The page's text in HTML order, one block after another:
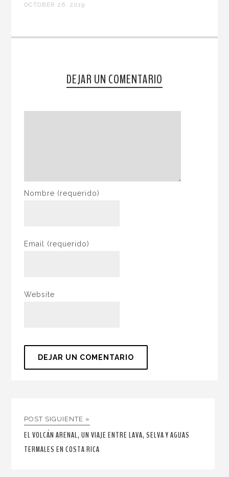
OCTOBER 26, 2019
DEJAR UN COMENTARIO
Nombre (requerido)
Email (requerido)
Website
POST SIGUIENTE »
EL VOLCÁN ARENAL, UN VIAJE ENTRE LAVA, SELVA Y AGUAS
TERMALES EN COSTA RICA